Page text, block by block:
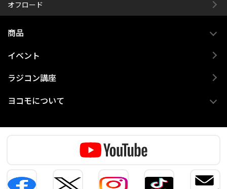
オフロード
商品
イベント
ラジコン講座
ヨコモについて